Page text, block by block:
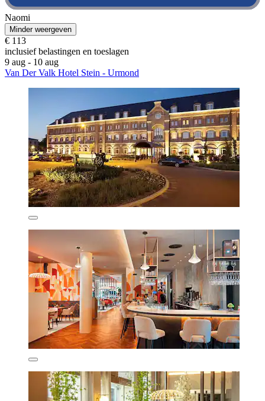
Naomi
Minder weergeven
€ 113
inclusief belastingen en toeslagen
9 aug - 10 aug
Van Der Valk Hotel Stein - Urmond